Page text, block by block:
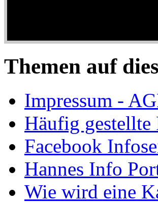
Themen auf
Impressum -
Häufig gestellte
Facebook
Hannes Info
Wie wird eine